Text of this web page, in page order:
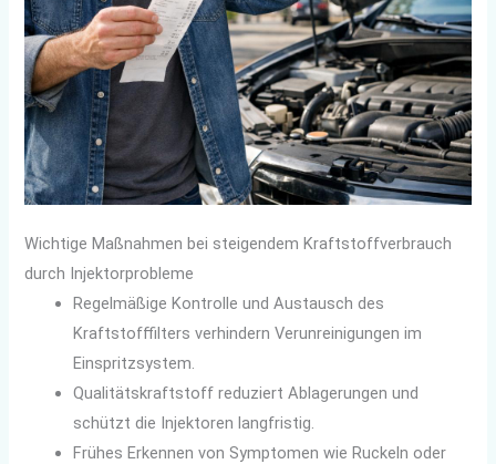
Wichtige Maßnahmen bei steigendem Kraftstoffverbrauch
durch Injektorprobleme
Regelmäßige Kontrolle und Austausch des
Kraftstofffilters verhindern Verunreinigungen im
Einspritzsystem.
Qualitätskraftstoff reduziert Ablagerungen und
schützt die Injektoren langfristig.
Frühes Erkennen von Symptomen wie Ruckeln oder